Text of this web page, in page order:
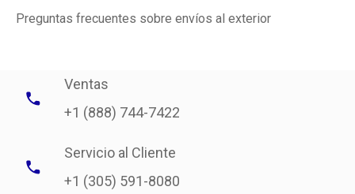
Preguntas frecuentes sobre envíos al exterior
Ventas
+1 (888) 744-7422
Servicio al Cliente
+1 (305) 591-8080